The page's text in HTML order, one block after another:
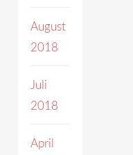
August
2018
Juli
2018
April